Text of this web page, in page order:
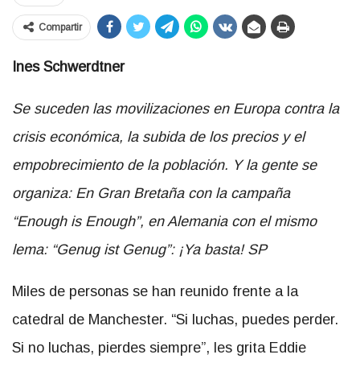
Compartir
Ines Schwerdtner
Se suceden las movilizaciones en Europa contra la
crisis económica, la subida de los precios y el
empobrecimiento de la población. Y la gente se
organiza: En Gran Bretaña con la campaña
“Enough is Enough”, en Alemania con el mismo
lema: “Genug ist Genug”: ¡Ya basta! SP
Miles de personas se han reunido frente a la
catedral de Manchester. “Si luchas, puedes perder.
Si no luchas, pierdes siempre”, les grita Eddie